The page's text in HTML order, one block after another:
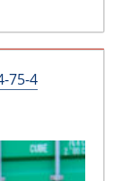
75-4